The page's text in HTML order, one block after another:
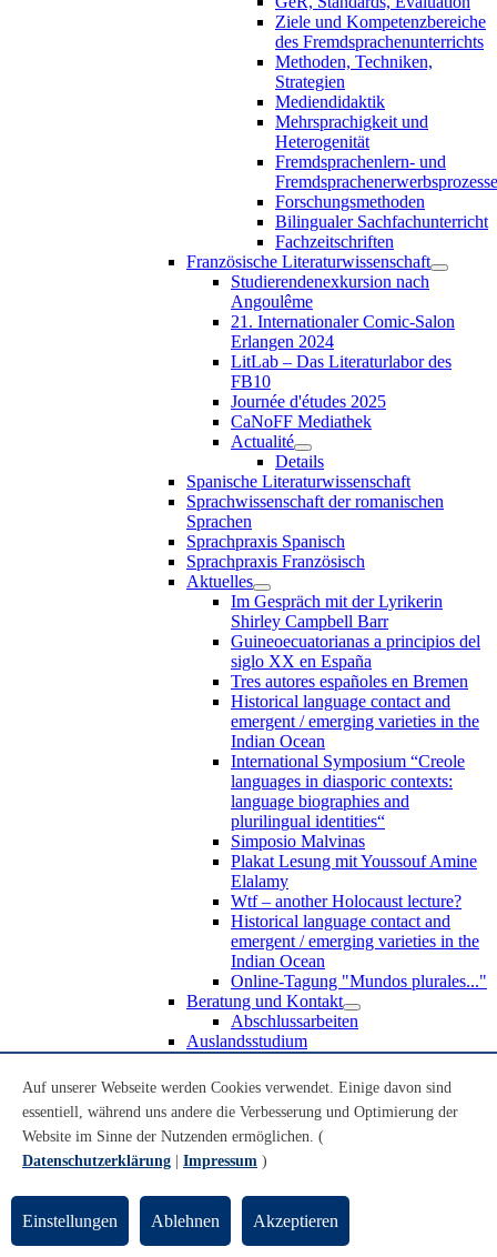
Ziele und Kompetenzbereiche
des Fremdsprachenunterrichts
Methoden, Techniken,
Strategien
Mediendidaktik
Mehrsprachigkeit und
Heterogenität
Fremdsprachenlern- und
Fremdsprachenerwerbsprozesse
Forschungsmethoden
Bilingualer Sachfachunterricht
Fachzeitschriften
Französische Literaturwissenschaft
Studierendenexkursion nach
Angoulême
21. Internationaler Comic-Salon
Erlangen 2024
LitLab – Das Literaturlabor des
FB10
Journée d'études 2025
CaNoFF Mediathek
Actualité
Details
Spanische Literaturwissenschaft
Sprachwissenschaft der romanischen
Sprachen
Sprachpraxis Spanisch
Sprachpraxis Französisch
Aktuelles
Im Gespräch mit der Lyrikerin
Shirley Campbell Barr
Guineoecuatorianas a principios del
siglo XX en España
Tres autores españoles en Bremen
Historical language contact and
emergent / emerging varieties in the
Indian Ocean
International Symposium “Creole
languages in diasporic contexts:
language biographies and
plurilingual identities“
Simposio Malvinas
Plakat Lesung mit Youssouf Amine
Elalamy
Wtf – another Holocaust lecture?
Historical language contact and
emergent / emerging varieties in the
Indian Ocean
Online-Tagung "Mundos plurales..."
Beratung und Kontakt
Abschlussarbeiten
Auslandsstudium
WoC Lab
Spanische Black Diaspora
Promotionen
Habilitationen
Nachwuchsförderung
Forschungszentren
Studienkommission
TnL
Auf unserer Webseite werden Cookies verwendet. Einige davon sind
essentiell, während uns andere die Verbesserung und Optimierung der
Website im Sinne der Nutzenden ermöglichen. (
Datenschutzerklärung
Impressum )
Einstellungen Ablehnen Akzeptieren